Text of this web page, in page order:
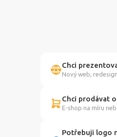
Chci
Nový web,
Chci prodávat
E-shop na míru
Potřebuji logo